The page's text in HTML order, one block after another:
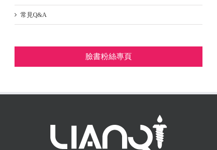
常見Q&A
臉書粉絲專頁